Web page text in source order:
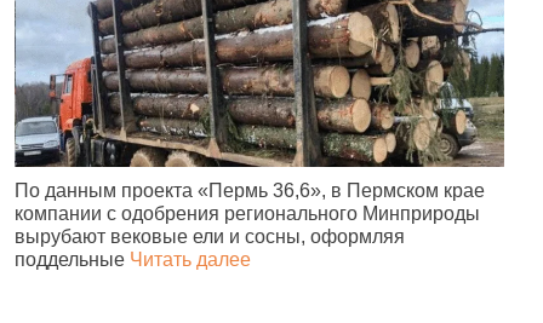
По данным проекта «Пермь 36,6», в Пермском крае
компании с одобрения регионального Минприроды
вырубают вековые ели и сосны, оформляя
поддельные Читать далее